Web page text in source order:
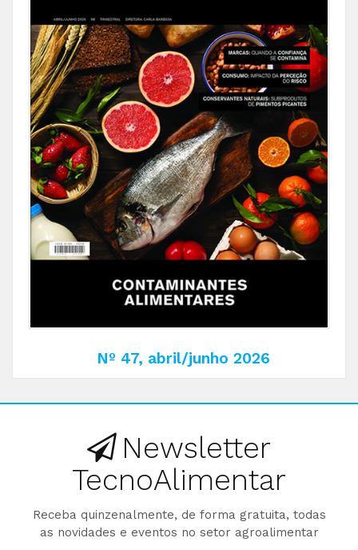
Nº 47, abril/junho 2026
Newsletter
TecnoAlimentar
Receba quinzenalmente, de forma gratuita, todas
as novidades e eventos no setor agroalimentar